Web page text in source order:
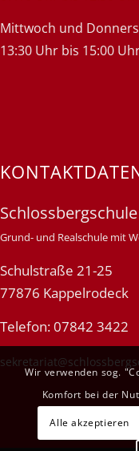
Mittwoch und
13:30 Uhr bis 15:00
Grund- und Realschule mit
Schulstraße 21-25
77876 Kappelrodeck
Telefon: 07842 3422
Wir verwenden sog.
Komfort bei der
Alle akzeptieren